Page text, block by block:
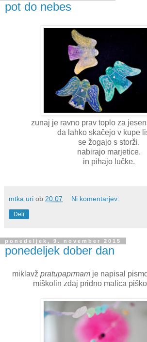
pot do nebes
zunaj je ravno prav toplo za
da lahko skačejo v kupe
se žogajo s storži.
nabirajo marjetice.
in pihajo lučke.
mtka uri ob 20:07 Ni komentarjev:
Deli
ponedeljek, 9. november 2015
ponedeljek dober dan
miklavž pratupaprmam je napisal
miškolin zdaj pridno malica